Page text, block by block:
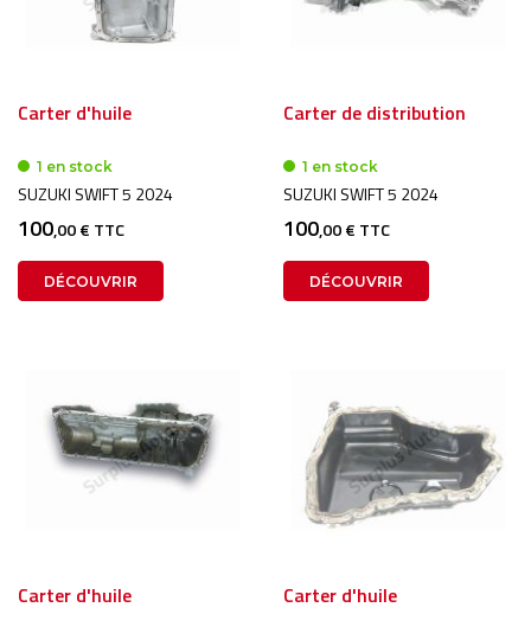
Carter d'huile
1 en stock
SUZUKI SWIFT 5 2024
100,00 € TTC
DÉCOUVRIR
Carter de distribution
1 en stock
SUZUKI SWIFT 5 2024
100,00 € TTC
DÉCOUVRIR
Carter d'huile Carter d'huile